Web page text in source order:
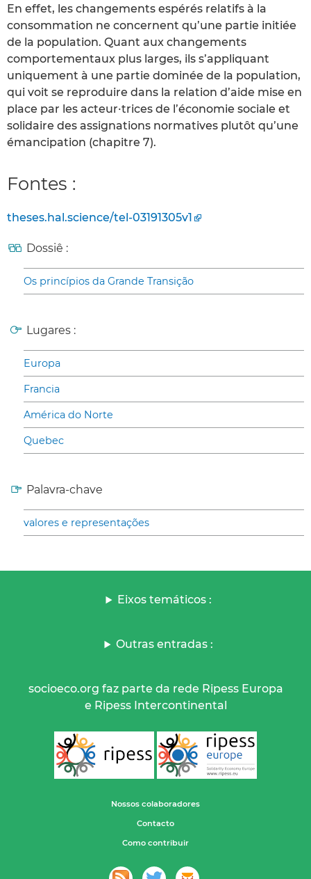
En effet, les changements espérés relatifs à la
consommation ne concernent qu’une partie initiée
de la population. Quant aux changements
comportementaux plus larges, ils s’appliquant
uniquement à une partie dominée de la population,
qui voit se reproduire dans la relation d’aide mise en
place par les acteur∙trices de l’économie sociale et
solidaire des assignations normatives plutôt qu’une
émancipation (chapitre 7).
Fontes :
theses.hal.science/tel-03191305v1
Dossiê :
Os princípios da Grande Transição
Lugares :
Europa
Francia
América do Norte
Quebec
Palavra-chave
valores e representações
Eixos temáticos :
Outras entradas :
socioeco.org faz parte da rede Ripess Europa
e Ripess Intercontinental
Nossos colaboradores
Contacto
Como contribuir